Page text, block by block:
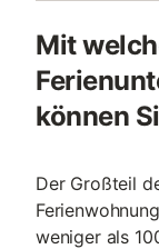
Mit
können
Der Großteil
weniger als